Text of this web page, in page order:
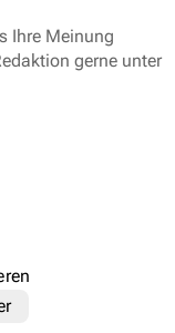
Ihre Meinung
gerne unter